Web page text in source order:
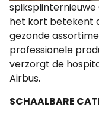
het kort betekent
gezonde
professionele
verzorgt de
Airbus.
SCHAALBARE